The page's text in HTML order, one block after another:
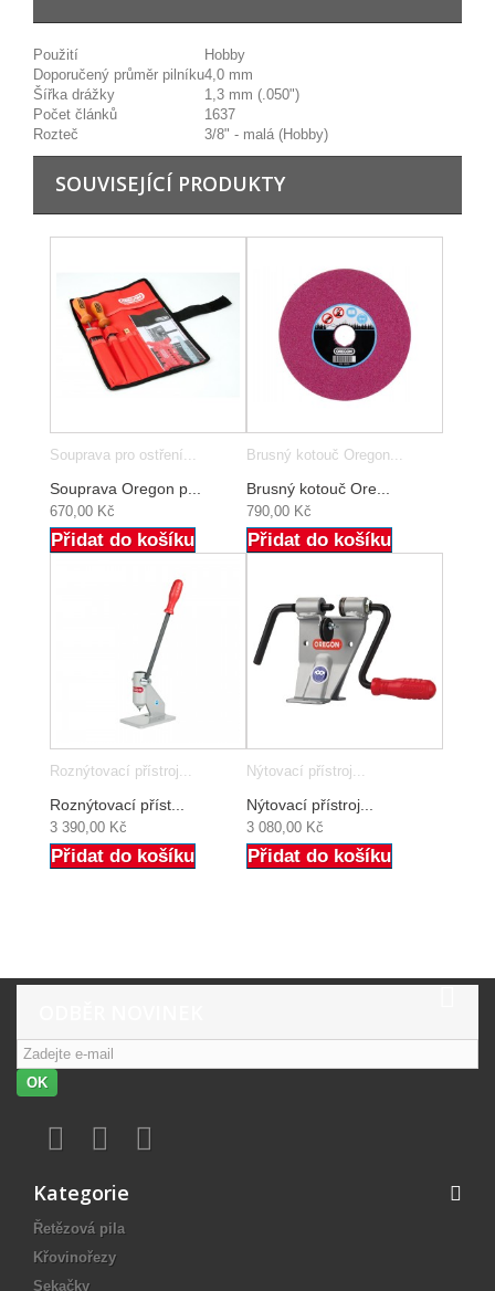
Použití
Hobby
Doporučený průměr pilníku4,0 mm
Šířka drážky
1,3 mm (.050")
Počet článků
1637
Rozteč
3/8" - malá (Hobby)
SOUVISEJÍCÍ PRODUKTY
Souprava pro ostření...
Souprava Oregon p...
670,00 Kč
Přidat do košíku
Brusný kotouč Oregon...
Brusný kotouč Ore...
790,00 Kč
Přidat do košíku
Roznýtovací přístroj...
Roznýtovací příst...
3 390,00 Kč
Přidat do košíku
Nýtovací přístroj...
Nýtovací přístroj...
3 080,00 Kč
Přidat do košíku
OK
Kategorie
Řetězová pila
Křovinořezy
Sekačky